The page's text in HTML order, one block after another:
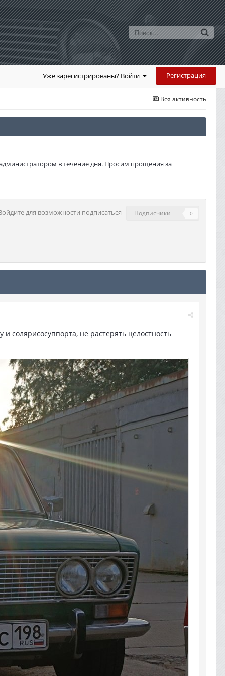
Уже зарегистрированы? Войти Регистрация
Вся активность
в течение дня. Просим прощения за
для возможности подписаться Подписчики 0
солярисосуппорта, не растерять целостность